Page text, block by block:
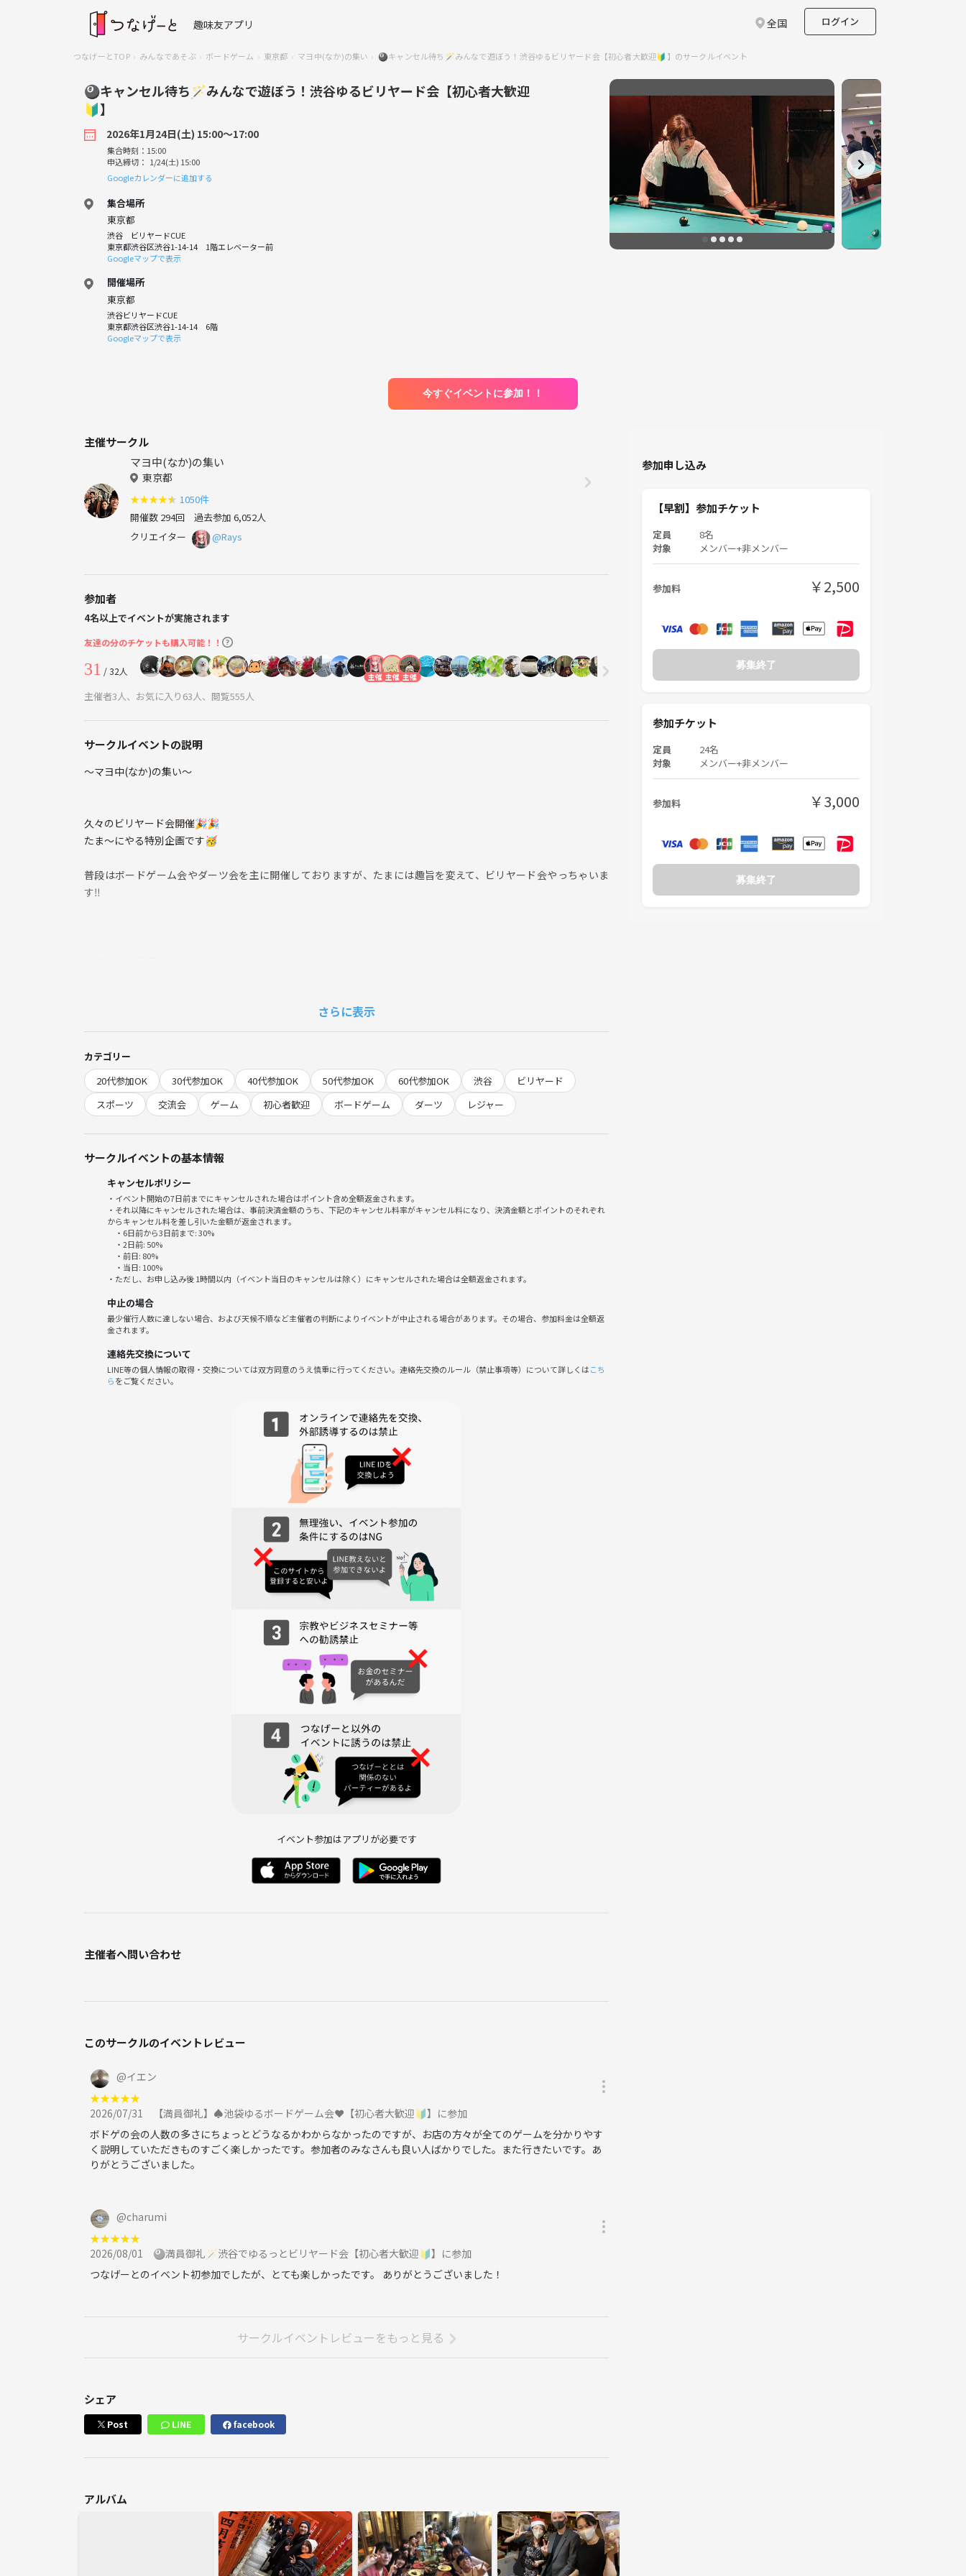
趣味友アプリ 全国 ログイン
つなげーとTOP みんなであそぶ ボードゲーム 東京都 マヨ中(なか)の集い 🎱キャンセル待ち🪄みんなで遊ぼう！渋谷ゆるビリヤード会【初心者大歓迎🔰】のサークルイベント
🎱キャンセル待ち🪄みんなで遊ぼう！渋谷ゆるビリヤード会【初心者大歓迎
🔰】
2026年1月24日(土) 15:00〜17:00
集合時刻：15:00
申込締切： 1/24(土) 15:00
Googleカレンダーに追加する
集合場所
東京都
渋谷 ビリヤードCUE
東京都渋谷区渋谷1-14-14 1階エレベーター前
Googleマップで表示
開催場所
東京都
渋谷ビリヤードCUE
東京都渋谷区渋谷1-14-14 6階
Googleマップで表示
今すぐイベントに参加！！
主催サークル
マヨ中(なか)の集い
東京都
★★★★★ 1050件
開催数 294回 過去参加 6,052人
クリエイター
@Rays
参加者
4名以上でイベントが実施されます
友達の分のチケットも購入可能！！
31 / 32人 主催 主催 主催
主催者3人、お気に入り63人、閲覧555人
サークルイベントの説明
〜マヨ中(なか)の集い〜
久々のビリヤード会開催🎉🎉
たま〜にやる特別企画です🥳
普段はボードゲーム会やダーツ会を主に開催しておりますが、たまには趣旨を変えて、ビリヤード会やっちゃいま
す‼️
ルールは把握しているので、
やったことあるけどかなりブランクがある人、全くやったことがない人も大歓迎です🌟
一から丁寧に教えますのでお気軽に申し込みしちゃってください👍👍
〜ゲームの種類〜
🎱ナインボール🎱
各々ボールを入れた個数ではなく、とにかく９番ボールを穴🕳️に入れた方が勝ちという単純明快さと運の要素も盛
他にも
・フィフティーンボール
・ベーシックゲーム
・当日はビリヤード台を予約してあるので、待ち時間は発生せずにお店に入場できます！
※1台につき4人でプレイ🎱順番待ちの時間も少なく、スムーズに遊べます！
・外からのドリンク持ち込みは不可ですが、店内の自動販売機で購入できます。
・ビジネス勧誘、過度なナンパやセクハラ行為、など相手が迷惑と感じる行為は禁止としています。
※MLM、投資不動産、保険、宗教、タワマンパーティー、知り合いが主催してる等の街コン、経済セミナーなどな
・万が一、被害にあった場合は直ちに報告してください。迅速に厳しい対応をとります。
さらに表示
カテゴリー
20代参加OK
30代参加OK 40代参加OK 50代参加OK 60代参加OK 渋谷
ビリヤード
スポーツ
交流会 ゲーム 初心者歓迎 ボードゲーム ダーツ レジャー
サークルイベントの基本情報
キャンセルポリシー
・イベント開始の7日前までにキャンセルされた場合はポイント含め全額返金されます。
・それ以降にキャンセルされた場合は、事前決済金額のうち、下記のキャンセル料率がキャンセル料になり、決済金額とポイントのそれぞれ
からキャンセル料を差し引いた金額が返金されます。
・6日前から3日前まで: 30%
・2日前: 50%
・前日: 80%
・当日: 100%
・ただし、お申し込み後 1時間以内（イベント当日のキャンセルは除く）にキャンセルされた場合は全額返金されます。
中止の場合
最少催行人数に達しない場合、および天候不順など主催者の判断によりイベントが中止される場合があります。その場合、参加料金は全額返
金されます。
連絡先交換について
LINE等の個人情報の取得・交換については双方同意のうえ慎重に行ってください。連絡先交換のルール（禁止事項等）について詳しくはこち
らをご覧ください。
イベント参加はアプリが必要です
主催者へ問い合わせ
このサークルのイベントレビュー
@イエン
★★★★★
2026/07/31
【満員御礼】♠️池袋ゆるボードゲーム会❤️【初心者大歓迎🔰】に参加
ボドゲの会の人数の多さにちょっとどうなるかわからなかったのですが、お店の方々が全てのゲームを分かりやす
く説明していただきものすごく楽しかったです。参加者のみなさんも良い人ばかりでした。また行きたいです。あ
りがとうございました。
@charumi
★★★★★
2026/08/01
🎱満員御礼🪄渋谷でゆるっとビリヤード会【初心者大歓迎🔰】に参加
つなげーとのイベント初参加でしたが、とても楽しかったです。 ありがとうございました！
サークルイベントレビューをもっと見る
シェア
Post LINE facebook
アルバム
参加申し込み
【早割】参加チケット
定員 8名
対象 メンバー+非メンバー
参加料 ￥2,500
募集終了
参加チケット
定員 24名
対象 メンバー+非メンバー
参加料 ￥3,000
募集終了